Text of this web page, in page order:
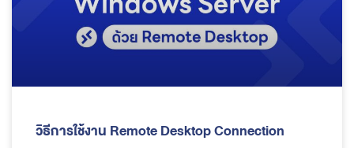
วิธีการใช้งาน Remote Desktop Connection